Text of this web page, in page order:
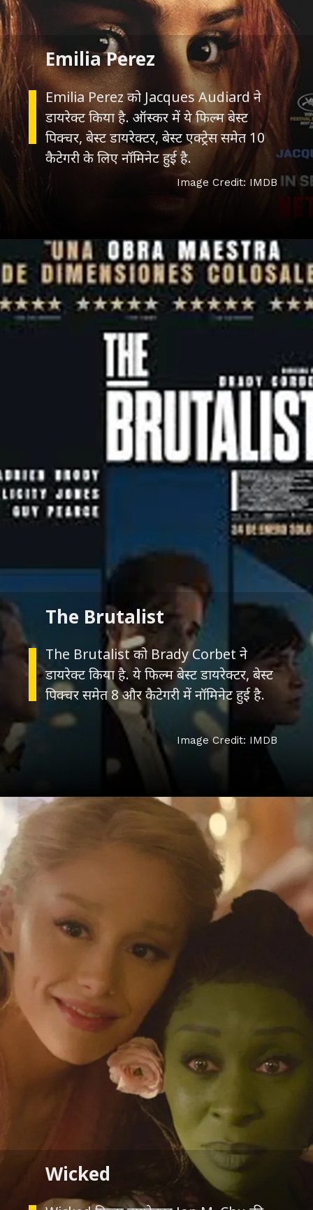
Emilia Perez को Jacques Audiard ने
डायरेक्ट किया है. ऑस्कर में ये फिल्म बेस्ट
पिक्चर, बेस्ट डायरेक्टर, बेस्ट एक्ट्रेस समेत 10
कैटेगरी के लिए नॉमिनेट हुई है.
Emilia Perez
Image Credit: IMDB
The Brutalist को Brady Corbet ने
डायरेक्ट किया है. ये फिल्म बेस्ट डायरेक्टर, बेस्ट
पिक्चर समेत 8 और कैटेगरी में नॉमिनेट हुई है.
The Brutalist
Image Credit: IMDB
Wicked